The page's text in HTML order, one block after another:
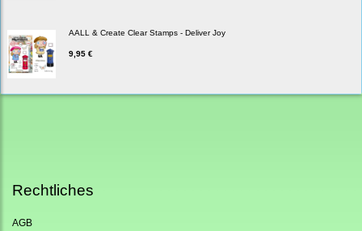
AALL & Create Clear Stamps - Deliver Joy
9,95 €
Rechtliches
AGB